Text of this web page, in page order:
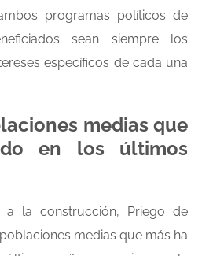
programas políticos de
sean siempre los
específicos de cada una
medias que
en los últimos
la construcción, Priego de
medias que más ha